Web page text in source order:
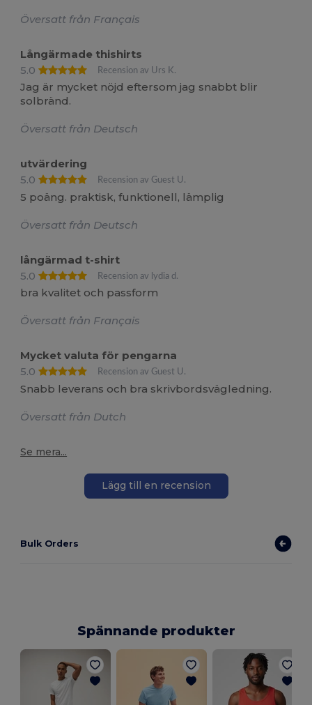
Översatt från Français
Långärmade thishirts
5.0
Recension av Urs K.
Jag är mycket nöjd eftersom jag snabbt blir
solbränd.
Översatt från Deutsch
utvärdering
5.0
Recension av Guest U.
5 poäng. praktisk, funktionell, lämplig
Översatt från Deutsch
långärmad t-shirt
5.0
Recension av lydia d.
bra kvalitet och passform
Översatt från Français
Mycket valuta för pengarna
5.0
Recension av Guest U.
Snabb leverans och bra skrivbordsvägledning.
Översatt från Dutch
Se mera...
Lägg till en recension
Bulk Orders
Spännande produkter